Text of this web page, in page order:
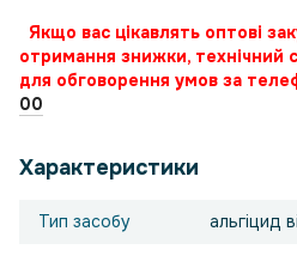
Якщо вас цікавлять оптові
отримання знижки, технічний
для обговорення умов за
00
Характеристики
Тип засобу альгіцид